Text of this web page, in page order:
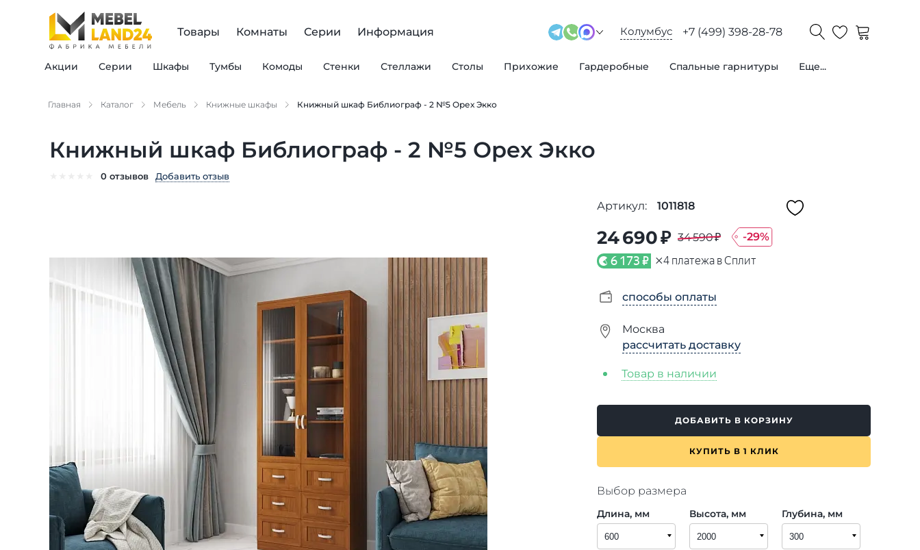
Товары
Акции Серии Шкафы Тумбы Комоды Стенки Стеллажи Столы Прихожие Гардеробные Спальные гарнитуры Еще...
Комнаты Серии Информация Колумбус +7 (499) 398-28-78
Главная Каталог Мебель Книжные шкафы Книжный шкаф Библиограф - 2 №5 Орех Экко
Книжный шкаф Библиограф - 2 №5 Орех Экко
0 отзывов Добавить отзыв
Артикул: 1011818
24 690 ₽ 34 590 ₽ -29%
6 173 ₽ ×4 платежа в Сплит
способы оплаты
Москва
рассчитать доставку
Товар в наличии
ДОБАВИТЬ В КОРЗИНУ
КУПИТЬ В 1 КЛИК
Выбор размера
Длина, мм Высота, мм Глубина, мм